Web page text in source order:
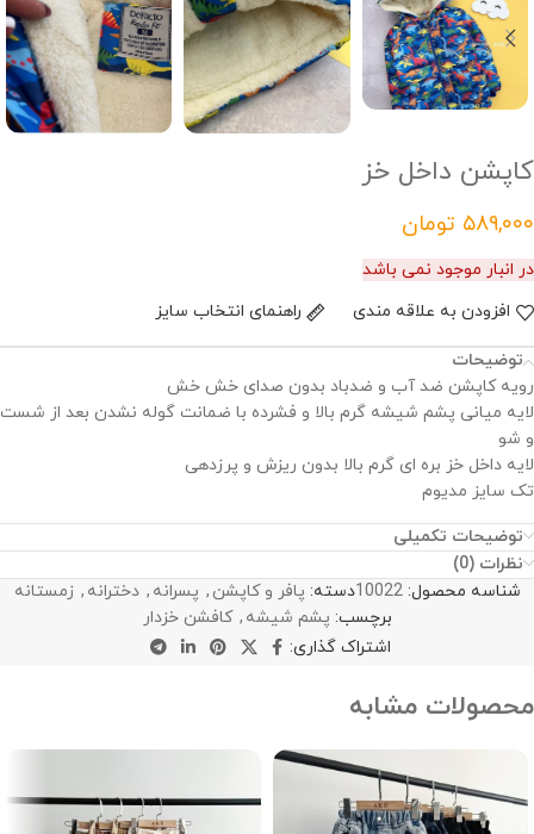
کاپشن داخل خز
تومان
در انبار موجود نمی باشد
افزودن به علاقه مندی
راهنمای انتخاب سایز
توضیحات
رویه کاپشن ضد آب و ضدباد بدون صدای خش خش
لایه میانی پشم شیشه گرم بالا و فشرده با ضمانت گوله نشدن بعد از شست
و شو
لایه داخل خز بره ای گرم بالا بدون ریزش و پرزدهی
تک سایز مدیوم
توضیحات تکمیلی
نظرات (0)
شناسه محصول:10022دسته: پافر و کاپشن , پسرانه , دخترانه , زمستانه
برچسب: پشم شیشه , کافشن خزدار
اشتراک گذاری:
محصولات مشابه